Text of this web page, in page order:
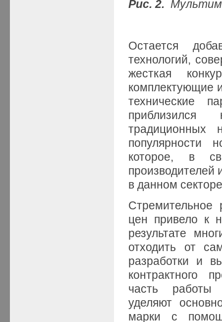
Рис. 2.
Остается
технологий,
жесткая
комплектующие
технические
приблизился
традиционных
популярности
которое, в
производителей
в данном
цен привело к
результате
отходить от
разработки и
контрактного
часть
уделяют
марки с